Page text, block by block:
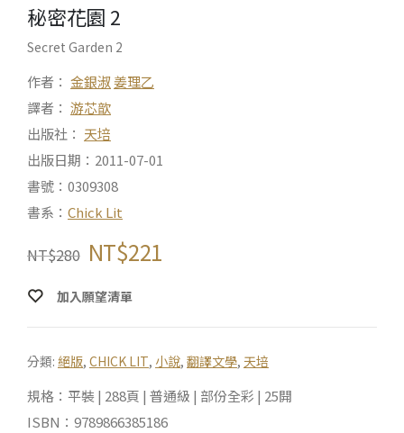
秘密花園 2
Secret Garden 2
作者： 金銀淑姜理乙
譯者： 游芯歆
出版社： 天培
出版日期：2011-07-01
書號：0309308
書系： Chick Lit
NT$280 NT$221
加入願望清單
分類: 絕版, CHICK LIT, 小說, 翻譯文學, 天培
規格：平裝 | 288頁 | 普通級 | 部份全彩 | 25開
ISBN：9789866385186